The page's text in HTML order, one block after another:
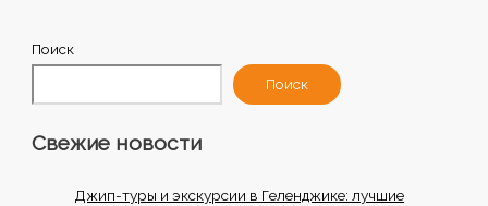
Поиск
Поиск
Свежие новости
Джип-туры и экскурсии в Геленджике: лучшие